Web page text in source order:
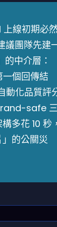
上線初期必
議團隊先建
中介層：
個回傳結
動化品質評
safe
多花 10 秒
的公關災